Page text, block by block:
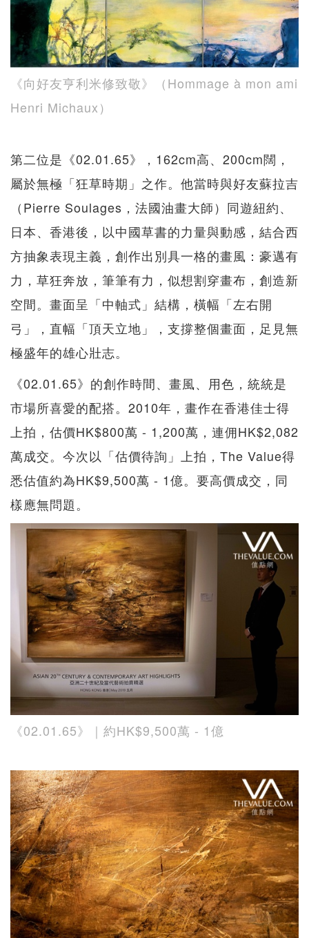
《向好友亨利米修致敬》（Hommage à mon ami
Henri Michaux）
第二位是《02.01.65》，162cm高、200cm闊，
屬於無極「狂草時期」之作。他當時與好友蘇拉吉
（Pierre Soulages，法國油畫大師）同遊紐約、
日本、香港後，以中國草書的力量與動感，結合西
方抽象表現主義，創作出別具一格的畫風：豪邁有
力，草狂奔放，筆筆有力，似想割穿畫布，創造新
空間。畫面呈「中軸式」結構，橫幅「左右開
弓」，直幅「頂天立地」，支撐整個畫面，足見無
極盛年的雄心壯志。
《02.01.65》的創作時間、畫風、用色，統統是
市場所喜愛的配搭。2010年，畫作在香港佳士得
上拍，估價HK$800萬 - 1,200萬，連佣HK$2,082
萬成交。今次以「估價待詢」上拍，The Value得
悉估值約為HK$9,500萬 - 1億。要高價成交，同
樣應無問題。
《02.01.65》｜約HK$9,500萬 - 1億